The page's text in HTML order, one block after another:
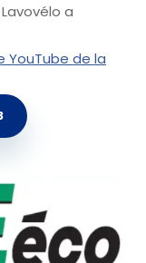
a
YouTube de la